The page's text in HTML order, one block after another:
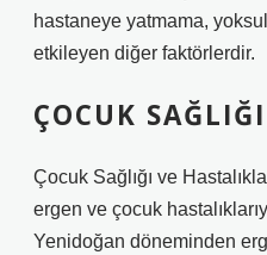
hastaneye yatmama,
etkileyen diğer faktörlerdir.
ÇOCUK
Çocuk Sağlığı ve
ergen ve çocuk
Yenidoğan döneminden